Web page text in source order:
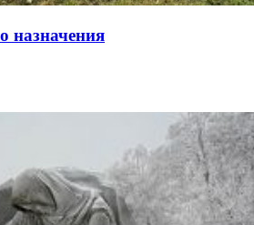
назначения